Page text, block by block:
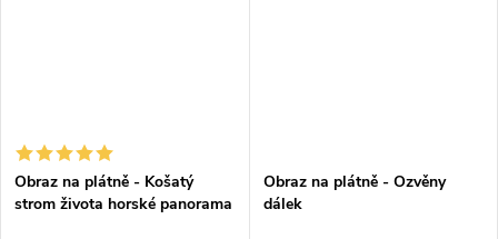
Obraz na plátně - Košatý
strom života horské panorama
Obraz na plátně - Ozvěny
dálek